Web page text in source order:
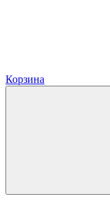
Корзина